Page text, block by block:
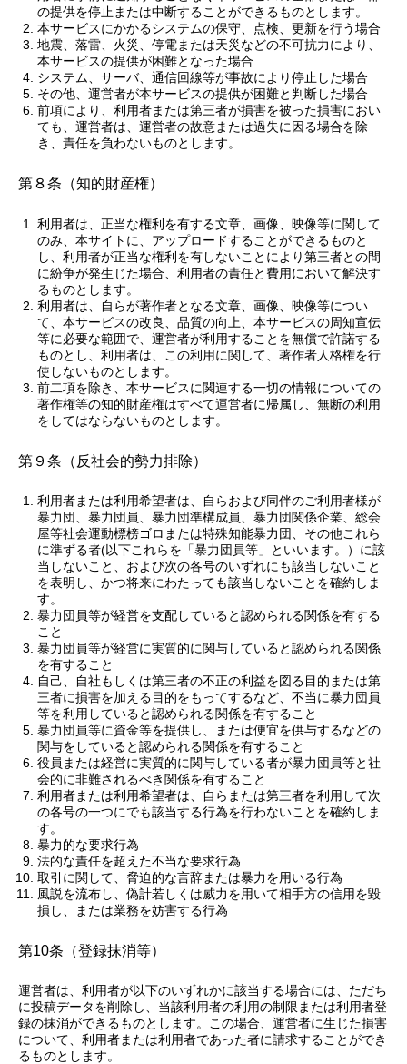
の提供を停止または中断することができるものとします。
本サービスにかかるシステムの保守、点検、更新を行う場合
地震、落雷、火災、停電または天災などの不可抗力により、
本サービスの提供が困難となった場合
システム、サーバ、通信回線等が事故により停止した場合
その他、運営者が本サービスの提供が困難と判断した場合
前項により、利用者または第三者が損害を被った損害におい
ても、運営者は、運営者の故意または過失に因る場合を除
き、責任を負わないものとします。
第８条（知的財産権）
利用者は、正当な権利を有する文章、画像、映像等に関して
のみ、本サイトに、アップロードすることができるものと
し、利用者が正当な権利を有しないことにより第三者との間
に紛争が発生じた場合、利用者の責任と費用において解決す
るものとします。
利用者は、自らが著作者となる文章、画像、映像等につい
て、本サービスの改良、品質の向上、本サービスの周知宣伝
等に必要な範囲で、運営者が利用することを無償で許諾する
ものとし、利用者は、この利用に関して、著作者人格権を行
使しないものとします。
前二項を除き、本サービスに関連する一切の情報についての
著作権等の知的財産権はすべて運営者に帰属し、無断の利用
をしてはならないものとします。
第９条（反社会的勢力排除）
利用者または利用希望者は、自らおよび同伴のご利用者様が
暴力団、暴力団員、暴力団準構成員、暴力団関係企業、総会
屋等社会運動標榜ゴロまたは特殊知能暴力団、その他これら
に準ずる者(以下これらを「暴力団員等」といいます。）に該
当しないこと、および次の各号のいずれにも該当しないこと
を表明し、かつ将来にわたっても該当しないことを確約しま
す。
暴力団員等が経営を支配していると認められる関係を有する
こと
暴力団員等が経営に実質的に関与していると認められる関係
を有すること
自己、自社もしくは第三者の不正の利益を図る目的または第
三者に損害を加える目的をもってするなど、不当に暴力団員
等を利用していると認められる関係を有すること
暴力団員等に資金等を提供し、または便宜を供与するなどの
関与をしていると認められる関係を有すること
役員または経営に実質的に関与している者が暴力団員等と社
会的に非難されるべき関係を有すること
利用者または利用希望者は、自らまたは第三者を利用して次
の各号の一つにでも該当する行為を行わないことを確約しま
す。
暴力的な要求行為
法的な責任を超えた不当な要求行為
取引に関して、脅迫的な言辞または暴力を用いる行為
風説を流布し、偽計若しくは威力を用いて相手方の信用を毀
損し、または業務を妨害する行為
第10条（登録抹消等）
運営者は、利用者が以下のいずれかに該当する場合には、ただち
に投稿データを削除し、当該利用者の利用の制限または利用者登
録の抹消ができるものとします。この場合、運営者に生じた損害
について、利用者または利用者であった者に請求することができ
るものとします。